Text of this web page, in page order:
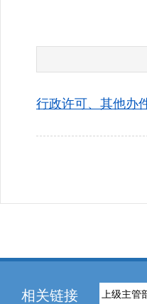
行政许可、其他办
相关链接